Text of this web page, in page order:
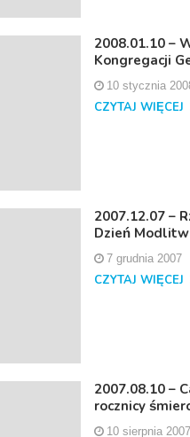
2008.01.10 –
Kongregacji
10 stycznia
CZYTAJ WIĘCEJ
2007.12.07 –
Dzień Modlitw
7 grudnia 2007
CZYTAJ WIĘCEJ
2007.08.10 –
rocznicy
10 sierpnia 2007